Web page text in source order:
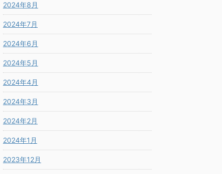
2024年8月
2024年7月
2024年6月
2024年5月
2024年4月
2024年3月
2024年2月
2024年1月
2023年12月